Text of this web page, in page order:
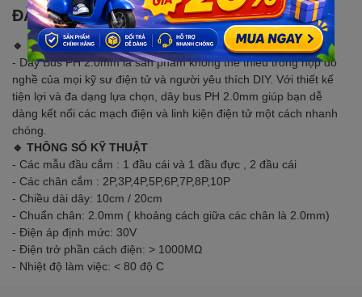
ĐẶC ĐIỂM NỔI BẬT
🔹 MÔ TẢ SẢN PHẨM
- Dây Bus PH 2.0mm là sản phẩm không thể thiếu trong hộp đồ
nghề của mọi kỹ sư điện tử và người yêu thích DIY. Với thiết kế
tiện lợi và đa dạng lựa chọn, dây bus PH 2.0mm giúp bạn dễ
dàng kết nối các mạch điện và linh kiện điện tử một cách nhanh
chóng.
🔹 THÔNG SỐ KỸ THUẬT
- Các mẫu đầu cắm : 1 đầu cái và 1 đầu đực , 2 đầu cái
- Các chân cắm : 2P,3P,4P,5P,6P,7P,8P,10P
- Chiều dài dây: 10cm / 20cm
- Chuẩn chân: 2.0mm ( khoảng cách giữa các chân là 2.0mm)
- Điện áp định mức: 30V
- Điện trở phần cách điện: > 1000MΩ
- Nhiệt độ làm việc: < 80 độ C